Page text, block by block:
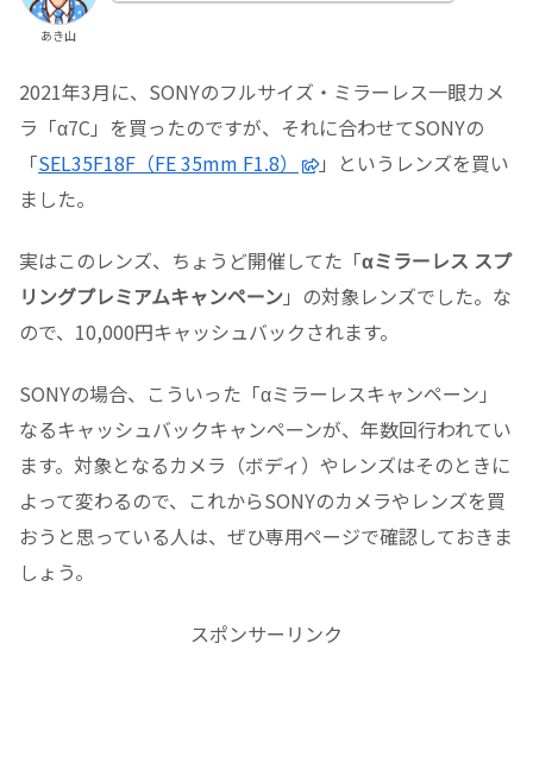
あき山
2021年3月に、SONYのフルサイズ・ミラーレス一眼カメ
ラ「α7C」を買ったのですが、それに合わせてSONYの
「SEL35F18F（FE 35mm F1.8）
」というレンズを買い
ました。
実はこのレンズ、ちょうど開催してた「αミラーレス スプ
リングプレミアムキャンペーン」の対象レンズでした。な
ので、10,000円キャッシュバックされます。
SONYの場合、こういった「αミラーレスキャンペーン」
なるキャッシュバックキャンペーンが、年数回行われてい
ます。対象となるカメラ（ボディ）やレンズはそのときに
よって変わるので、これからSONYのカメラやレンズを買
おうと思っている人は、ぜひ専用ページで確認しておきま
しょう。
スポンサーリンク